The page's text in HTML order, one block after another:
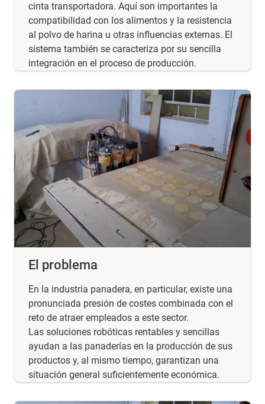
cinta transportadora. Aquí son importantes la
compatibilidad con los alimentos y la resistencia
al polvo de harina u otras influencias externas. El
sistema también se caracteriza por su sencilla
integración en el proceso de producción.
El problema
En la industria panadera, en particular, existe una
pronunciada presión de costes combinada con el
reto de atraer empleados a este sector.
Las soluciones robóticas rentables y sencillas
ayudan a las panaderías en la producción de sus
productos y, al mismo tiempo, garantizan una
situación general suficientemente económica.